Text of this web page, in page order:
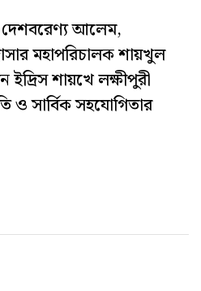
আলেম,
মহাপরিচালক শায়খুল
ইদ্রিস শায়খে লক্ষীপুরী
ও সার্বিক সহযোগিতার